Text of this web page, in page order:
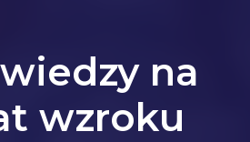
na
wzroku